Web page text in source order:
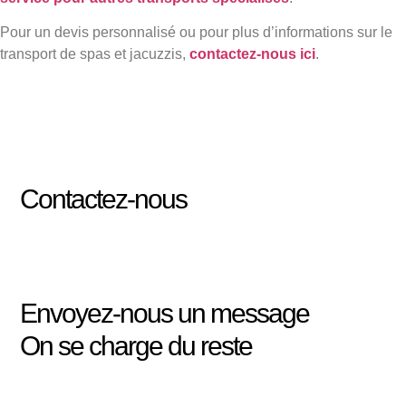
Pour un devis personnalisé ou pour plus d’informations sur le
transport de spas et jacuzzis, contactez-nous ici.
Contactez-nous
Envoyez-nous un message
On se charge du reste